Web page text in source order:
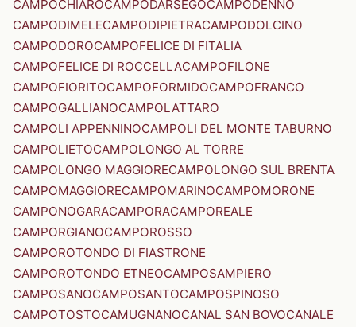
CAMPOCHIAROCAMPODARSEGOCAMPODENNO
CAMPODIMELECAMPODIPIETRACAMPODOLCINO
CAMPODOROCAMPOFELICE DI FITALIA
CAMPOFELICE DI ROCCELLACAMPOFILONE
CAMPOFIORITOCAMPOFORMIDOCAMPOFRANCO
CAMPOGALLIANOCAMPOLATTARO
CAMPOLI APPENNINOCAMPOLI DEL MONTE TABURNO
CAMPOLIETOCAMPOLONGO AL TORRE
CAMPOLONGO MAGGIORECAMPOLONGO SUL BRENTA
CAMPOMAGGIORECAMPOMARINOCAMPOMORONE
CAMPONOGARACAMPORACAMPOREALE
CAMPORGIANOCAMPOROSSO
CAMPOROTONDO DI FIASTRONE
CAMPOROTONDO ETNEOCAMPOSAMPIERO
CAMPOSANOCAMPOSANTOCAMPOSPINOSO
CAMPOTOSTOCAMUGNANOCANAL SAN BOVOCANALE